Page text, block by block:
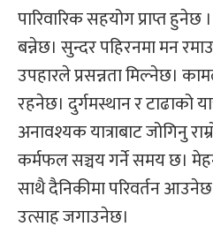
पारिवारिक सहयोग प्राप्त
बन्नेछ। सुन्दर पहिरनमा मन
उपहारले प्रसन्नता मिल्नेछ।
रहनेछ। दुर्गमस्थान र टाढाको
अनावश्यक यात्राबाट जोगिनु
कर्मफल सञ्चय गर्ने समय छ।
साथै दैनिकीमा परिवर्तन
उत्साह जगाउनेछ।